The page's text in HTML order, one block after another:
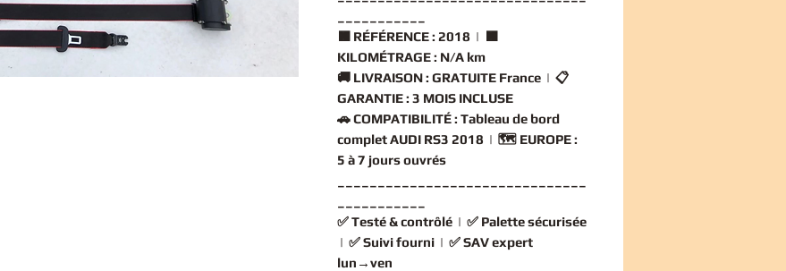
🟧 RÉFÉRENCE : 2018 | 🟧
KILOMÉTRAGE : N/A km
🚚 LIVRAISON : GRATUITE France | 📋
GARANTIE : 3 MOIS INCLUSE
🚗COMPATIBILITÉ : Tableau de bord
complet AUDI RS3 2018 | 🗺️ EUROPE :
5 à 7 jours ouvrés
✅Testé & contrôlé | ✅ Palette sécurisée
| ✅Suivi fourni | ✅SAV expert
lun→ven